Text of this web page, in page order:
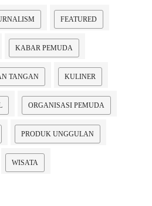
FEATURED
KABAR PEMUDA
TANGAN KULINER
ORGANISASI PEMUDA
PRODUK UNGGULAN
WISATA